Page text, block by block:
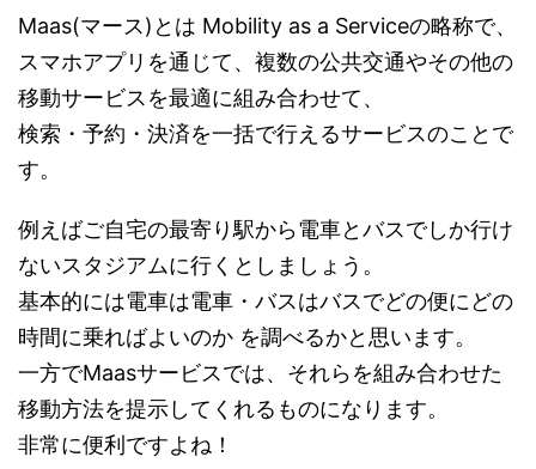
Maas(マース)とは Mobility as a Serviceの略称で、
スマホアプリを通じて、複数の公共交通やその他の
移動サービスを最適に組み合わせて、
検索・予約・決済を一括で行えるサービスのことで
す。
例えばご自宅の最寄り駅から電車とバスでしか行け
ないスタジアムに行くとしましょう。
基本的には電車は電車・バスはバスでどの便にどの
時間に乗ればよいのか を調べるかと思います。
一方でMaasサービスでは、それらを組み合わせた
移動方法を提示してくれるものになります。
非常に便利ですよね！